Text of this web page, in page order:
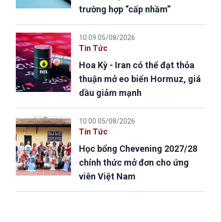
trường hợp “cấp nhầm”
10:09 05/08/2026
Tin Tức
Hoa Kỳ - Iran có thể đạt thỏa
thuận mở eo biển Hormuz, giá
dầu giảm mạnh
10:00 05/08/2026
Tin Tức
Học bổng Chevening 2027/28
chính thức mở đơn cho ứng
viên Việt Nam